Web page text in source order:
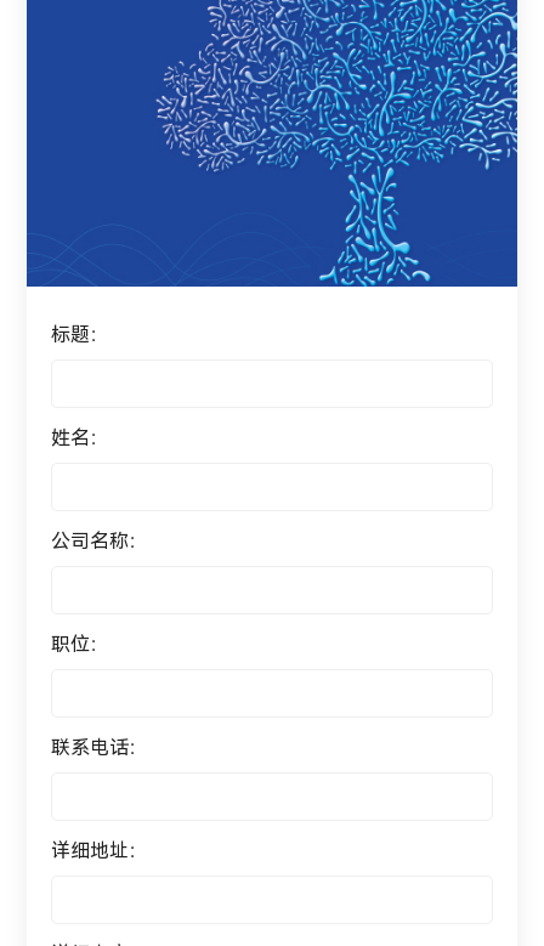
标题：
姓名：
公司名称：
职位：
联系电话：
详细地址：